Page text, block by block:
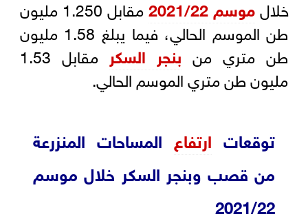
خلالموسم 2021/22
مقابل 1.250 مليون
طن الموسم الحالي، فيما يبلغ 1.58 مليون
طن متري من بنجر السكر
مقابل 1.53
مليون طن متري الموسم الحالي.
توقعات ارتفاع المساحات المنزرعة
من قصب وبنجر السكر خلال موسم
2021/22